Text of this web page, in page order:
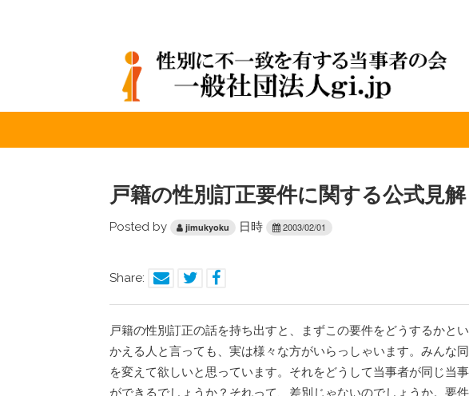
戸籍の性別訂正要件に関する公式見解
Posted by jimukyoku 日時 2003/02/01
Share:
戸籍の性別訂正の話を持ち出すと、まずこの要件をどうするかと
かえる人と言っても、実は様々な方がいらっしゃいます。みんな
を変えて欲しいと思っています。それをどうして当事者が同じ当
ができるでしょうか？それって、差別じゃないのでしょうか。要